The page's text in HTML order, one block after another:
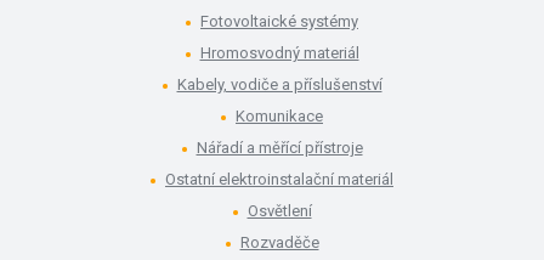
Fotovoltaické systémy
Hromosvodný materiál
Kabely, vodiče a příslušenství
Komunikace
Nářadí a měřící přístroje
Ostatní elektroinstalační materiál
Osvětlení
Rozvaděče